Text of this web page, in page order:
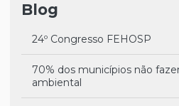
Blog
24º Congresso FEHOSP
70% dos municípios não
ambiental